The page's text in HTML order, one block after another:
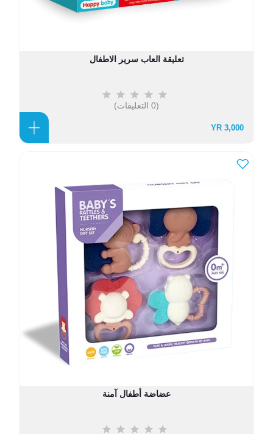
تعليقة العاب سرير الاطفال
(0 التعليقات)
3,000 YR
عضاضة أطفال آمنة